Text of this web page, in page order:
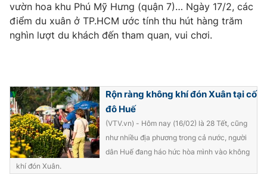
VTV4 Vươn mình bằng AI
Liên hệ tòa soạn English
THỜI BÁO VTV
vườn hoa khu Phú Mỹ Hưng (quận 7)… Ngày 17/2, các
điểm du xuân ở TP.HCM ước tính thu hút hàng trăm
nghìn lượt du khách đến tham quan, vui chơi.
Rộn ràng không khí đón Xuân tại cố
đô Huế
(VTV.vn) - Hôm nay (16/02) là 28 Tết, cũng
như nhiều địa phương trong cả nước, người
dân Huế đang háo hức hòa mình vào không
khí đón Xuân.